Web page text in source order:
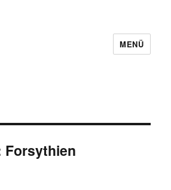
MENÜ
Forsythien